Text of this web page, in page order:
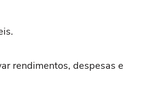
rendimentos, despesas e